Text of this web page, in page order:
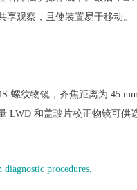
享观察，且使装置易于移动。
螺纹物镜，齐焦距离为 45
LWD 和盖玻片校正物镜可供
procedures.